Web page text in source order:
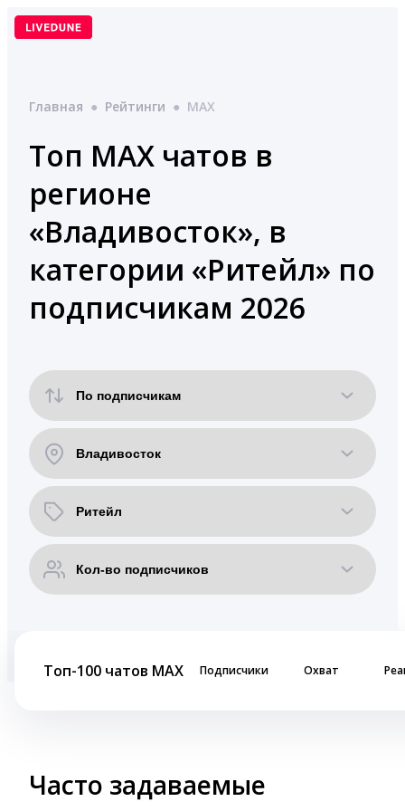
Перейти
Главная ● Рейтинги ● MAX
Топ MAX чатов в
регионе
«Владивосток», в
категории «Ритейл» по
подписчикам 2026
Топ-100 чатов MAX Подписчики Охват
Часто задаваемые